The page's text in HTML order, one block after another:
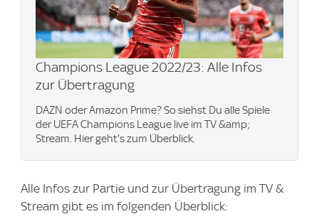
Champions League 2022/23: Alle Infos
zur Übertragung
DAZN oder Amazon Prime? So siehst Du alle Spiele
der UEFA Champions League live im TV &amp;
Stream. Hier geht's zum Überblick.
Alle Infos zur Partie und zur Übertragung im TV &
Stream gibt es im folgenden Überblick: